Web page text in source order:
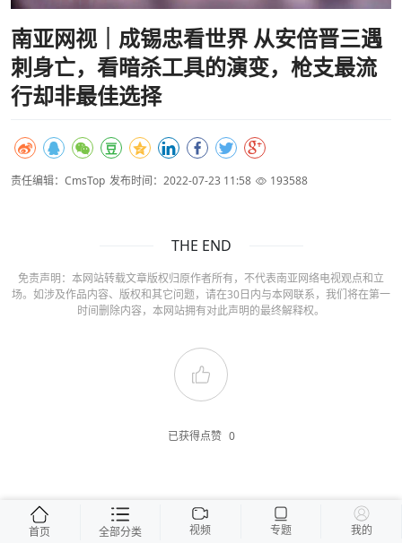
南亚网视｜成锡忠看世界 从安倍晋三遇
刺身亡，看暗杀工具的演变，枪支最流
行却非最佳选择
责任编辑：CmsTop 发布时间：2022-07-23 11:58 193588
THE END
免责声明：本网站转载文章版权归原作者所有，不代表南亚网络电视观点和立
场。如涉及作品内容、版权和其它问题，请在30日内与本网联系，我们将在第一
时间删除内容，本网站拥有对此声明的最终解释权。
已获得点赞 0
首页 全部分类 视频 专题 我的